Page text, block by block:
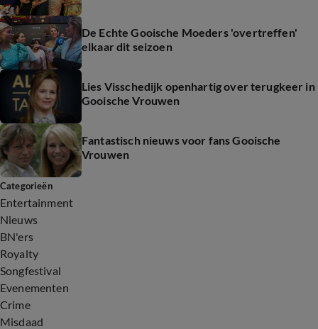
De Echte Gooische Moeders 'overtreffen'
elkaar dit seizoen
Lies Visschedijk openhartig over terugkeer in
Gooische Vrouwen
Fantastisch nieuws voor fans Gooische
Vrouwen
Categorieën
Entertainment
Nieuws
BN'ers
Royalty
Songfestival
Evenementen
Crime
Misdaad